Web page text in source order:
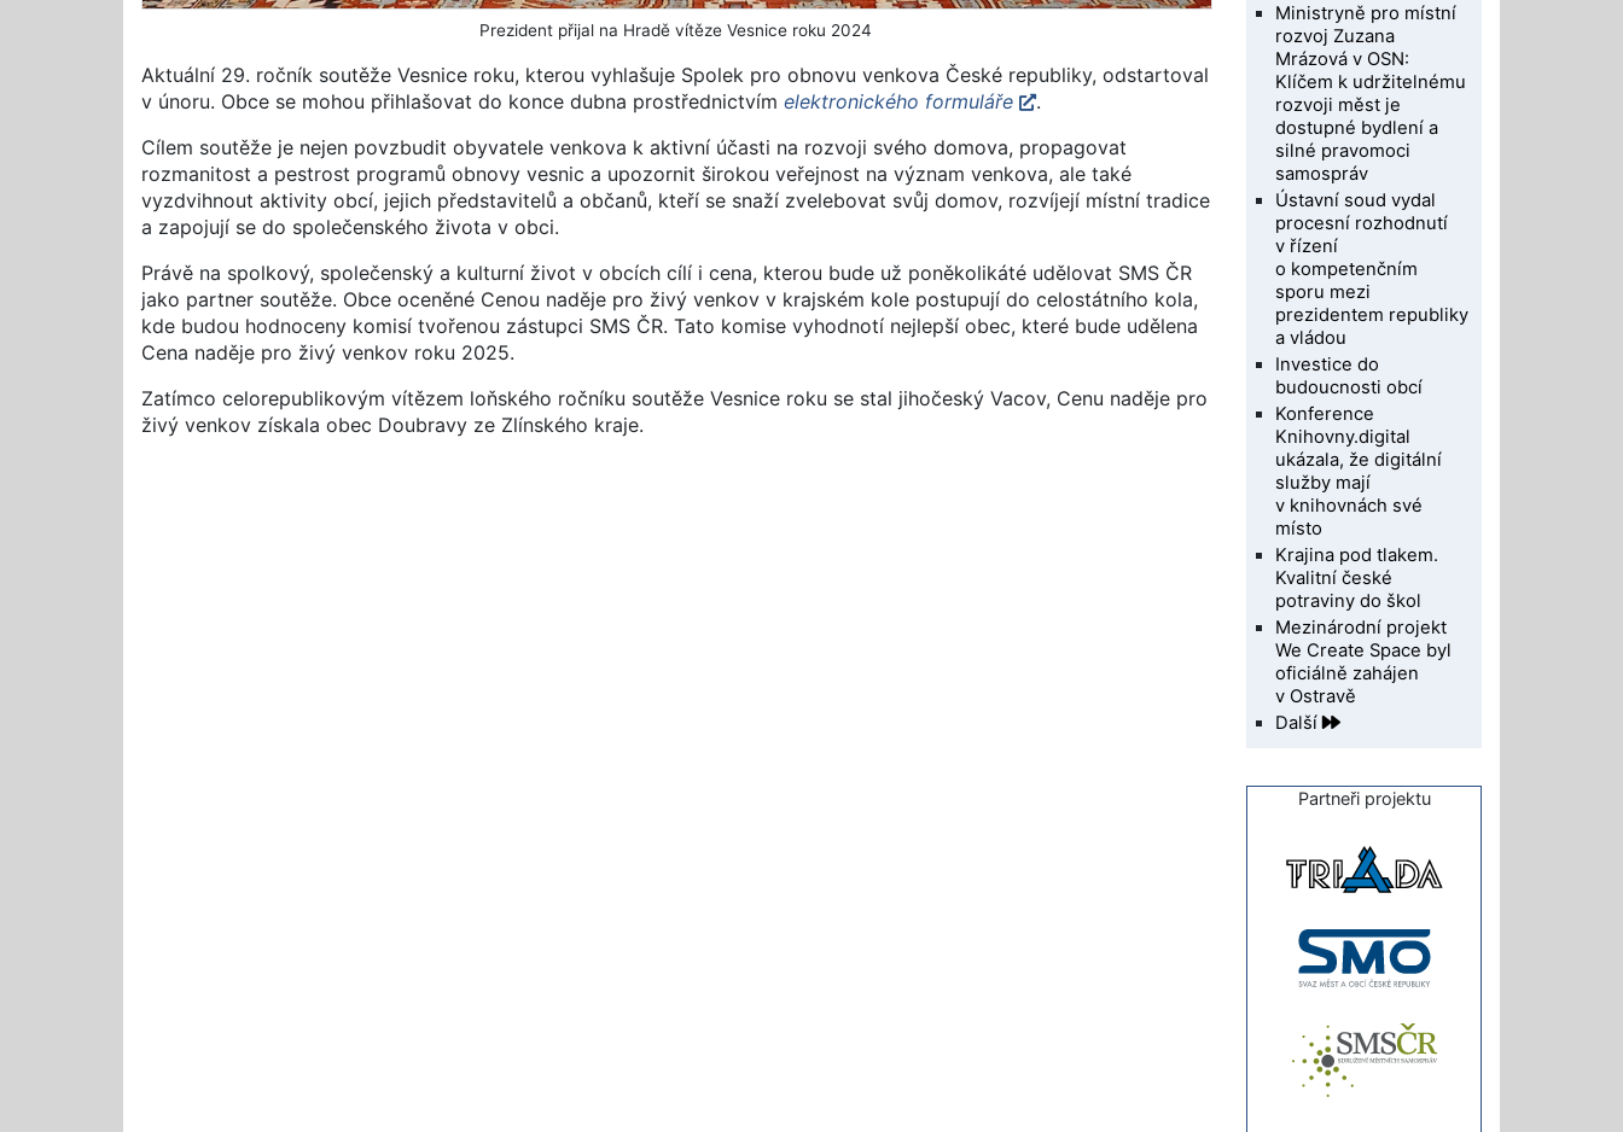
Prezident přijal na Hradě vítěze Vesnice roku 2024
Aktuální 29. ročník soutěže Vesnice roku, kterou vyhlašuje Spolek pro obnovu venkova České republiky, odstartoval
v únoru. Obce se mohou přihlašovat do konce dubna prostřednictvím elektronického formuláře
.
Cílem soutěže je nejen povzbudit obyvatele venkova k aktivní účasti na rozvoji svého domova, propagovat
rozmanitost a pestrost programů obnovy vesnic a upozornit širokou veřejnost na význam venkova, ale také
vyzdvihnout aktivity obcí, jejich představitelů a občanů, kteří se snaží zvelebovat svůj domov, rozvíjejí místní tradice
a zapojují se do společenského života v obci.
Právě na spolkový, společenský a kulturní život v obcích cílí i cena, kterou bude už poněkolikáté udělovat SMS ČR
jako partner soutěže. Obce oceněné Cenou naděje pro živý venkov v krajském kole postupují do celostátního kola,
kde budou hodnoceny komisí tvořenou zástupci SMS ČR. Tato komise vyhodnotí nejlepší obec, které bude udělena
Cena naděje pro živý venkov roku 2025.
Zatímco celorepublikovým vítězem loňského ročníku soutěže Vesnice roku se stal jihočeský Vacov, Cenu naděje pro
živý venkov získala obec Doubravy ze Zlínského kraje.
Ministryně pro místní
rozvoj Zuzana
Mrázová v OSN:
Klíčem k udržitelnému
rozvoji měst je
dostupné bydlení a
silné pravomoci
samospráv
Ústavní soud vydal
procesní rozhodnutí
v řízení
o kompetenčním
sporu mezi
prezidentem republiky
a vládou
Investice do
budoucnosti obcí
Konference
Knihovny.digital
ukázala, že digitální
služby mají
v knihovnách své
místo
Krajina pod tlakem.
Kvalitní české
potraviny do škol
Mezinárodní projekt
We Create Space byl
oficiálně zahájen
v Ostravě
Další
Partneři projektu